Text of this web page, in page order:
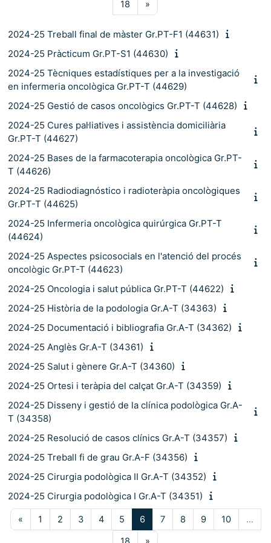
18 Pàgina 18
»
2024-25 Treball final de màster Gr.PT-F1 (44631)
2024-25 Pràcticum Gr.PT-S1 (44630)
2024-25 Tècniques estadístiques per a la investigació
en infermeria oncològica Gr.PT-T (44629)
2024-25 Gestió de casos oncològics Gr.PT-T (44628)
2024-25 Cures pal·liatives i assistència domiciliària
Gr.PT-T (44627)
2024-25 Bases de la farmacoterapia oncològica Gr.PT-
T (44626)
2024-25 Radiodiagnóstico i radioteràpia oncològiques
Gr.PT-T (44625)
2024-25 Infermeria oncològica quirúrgica Gr.PT-T
(44624)
2024-25 Aspectes psicosocials en l'atenció del procés
oncològic Gr.PT-T (44623)
2024-25 Oncologia i salut pública Gr.PT-T (44622)
2024-25 Història de la podologia Gr.A-T (34363)
2024-25 Documentació i bibliografia Gr.A-T (34362)
2024-25 Anglès Gr.A-T (34361)
2024-25 Salut i gènere Gr.A-T (34360)
2024-25 Ortesi i teràpia del calçat Gr.A-T (34359)
2024-25 Disseny i gestió de la clínica podològica Gr.A-
T (34358)
2024-25 Resolució de casos clínics Gr.A-T (34357)
2024-25 Treball fi de grau Gr.A-F (34356)
2024-25 Cirurgia podològica II Gr.A-T (34352)
2024-25 Cirurgia podològica I Gr.A-T (34351)
«Pàgina anterior
1 Pàgina 1
2Pàgina 2
3Pàgina 3
4Pàgina 4
5Pàgina 5
6Pàgina 6
7Pàgina 7
8Pàgina 8
9Pàgina 9
10Pàgina 10
…
Pàgina 18